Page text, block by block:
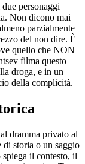
personaggi
Non dicono mai
parzialmente
del non dire. È
quello che NON
filma questo
droga, e in un
della complicità.
dramma privato al
di storia o un saggio
il contesto, il